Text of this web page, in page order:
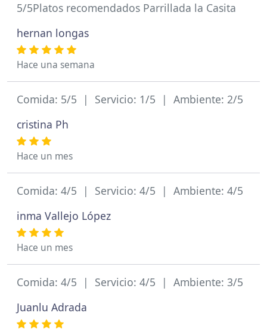
5/5Platos recomendados Parrillada la Casita
hernan longas
Hace una semana
Comida: 5/5 | Servicio: 1/5 | Ambiente: 2/5
cristina Ph
Hace un mes
Comida: 4/5 | Servicio: 4/5 | Ambiente: 4/5
inma Vallejo López
Hace un mes
Comida: 4/5 | Servicio: 4/5 | Ambiente: 3/5
Juanlu Adrada